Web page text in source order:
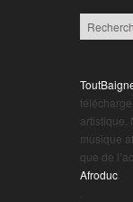
artistique.
musique
que de
Afroduc